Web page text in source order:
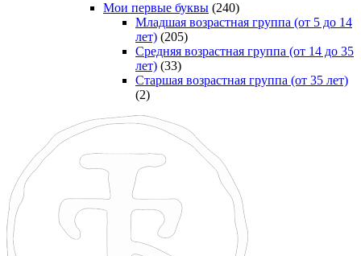
Мои первые буквы (240)
Младшая возрастная группа (от 5 до 14
лет) (205)
Средняя возрастная группа (от 14 до 35
лет) (33)
Старшая возрастная группа (от 35 лет)
(2)